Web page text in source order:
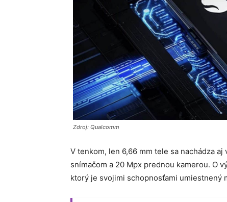
Zdroj: Qualcomm
V tenkom, len 6,66 mm tele sa nachádza
snímačom a 20 Mpx prednou kamerou. O
ktorý je svojimi schopnosťami umiestnený